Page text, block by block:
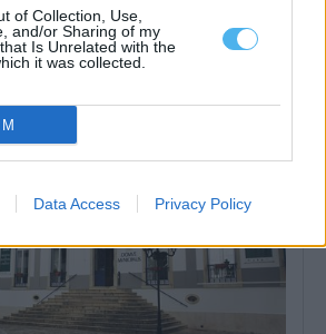
of Collection, Use,
and/or Sharing of my
Is Unrelated with the
it was collected.
Data Access Privacy Policy
se ao calor
e Energia, Maria da Graça Carvalho,
em...